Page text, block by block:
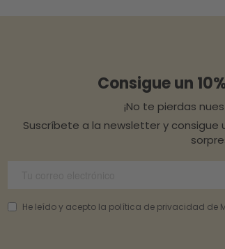
Consigue un
¡No te pierdas
Suscríbete a la newsletter y consigue
He leído y acepto la política de privacidad de